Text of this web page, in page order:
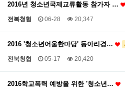
2016년 청소년국제교류활동 참가자 …
전북청협 06-28 20,347
2016 '청소년어울한마당' 동아리경…
전북청협 05-17 20,420
2016학교폭력 예방을 위한 '청소년…